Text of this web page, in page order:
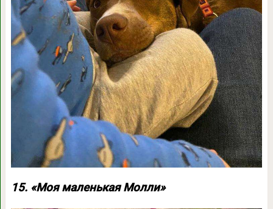
15. «Моя маленькая Молли»